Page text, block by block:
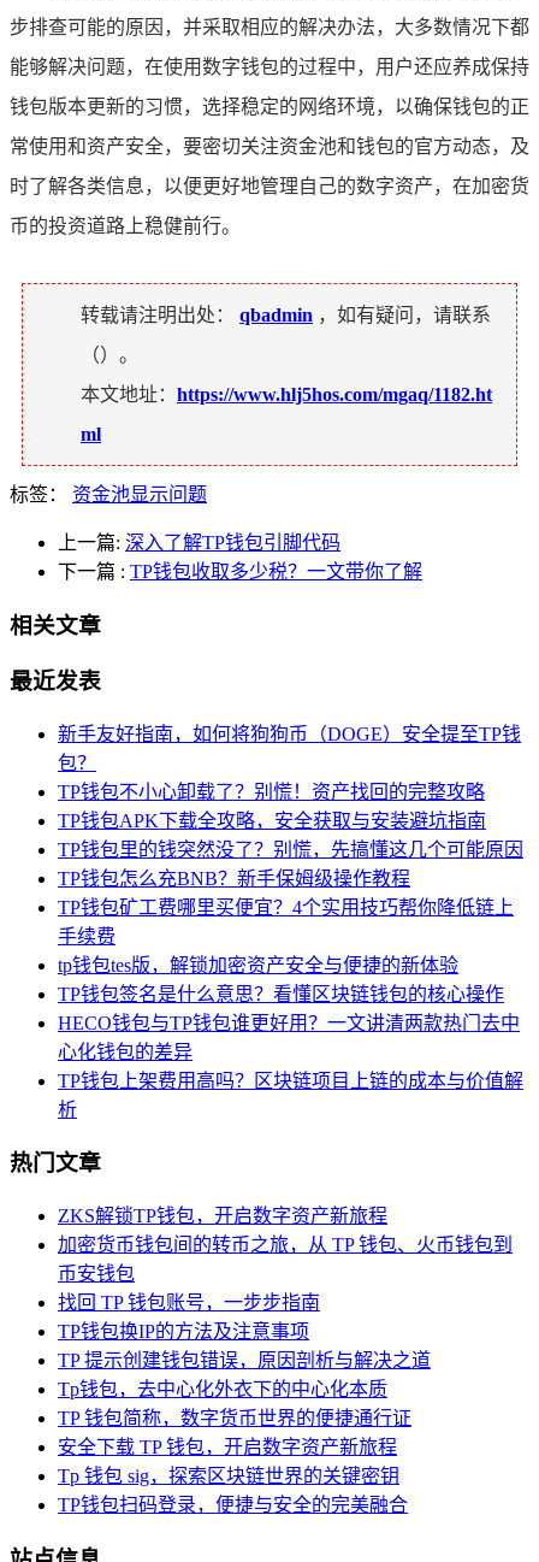
步排查可能的原因，并采取相应的解决办法，大多数情况下都
能够解决问题，在使用数字钱包的过程中，用户还应养成保持
钱包版本更新的习惯，选择稳定的网络环境，以确保钱包的正
常使用和资产安全，要密切关注资金池和钱包的官方动态，及
时了解各类信息，以便更好地管理自己的数字资产，在加密货
币的投资道路上稳健前行。
转载请注明出处： qbadmin ，如有疑问，请联系
（）。
本文地址： https://www.hlj5hos.com/mgaq/1182.ht
ml
标签： 资金池显示问题
上一篇: 深入了解TP钱包引脚代码
下一篇 : TP钱包收取多少税？一文带你了解
相关文章
最近发表
新手友好指南，如何将狗狗币（DOGE）安全提至TP钱
包？
TP钱包不小心卸载了？别慌！资产找回的完整攻略
TP钱包APK下载全攻略，安全获取与安装避坑指南
TP钱包里的钱突然没了？别慌，先搞懂这几个可能原因
TP钱包怎么充BNB？新手保姆级操作教程
TP钱包矿工费哪里买便宜？4个实用技巧帮你降低链上
手续费
tp钱包tes版，解锁加密资产安全与便捷的新体验
TP钱包签名是什么意思？看懂区块链钱包的核心操作
HECO钱包与TP钱包谁更好用？一文讲清两款热门去中
心化钱包的差异
TP钱包上架费用高吗？区块链项目上链的成本与价值解
析
热门文章
ZKS解锁TP钱包，开启数字资产新旅程
加密货币钱包间的转币之旅，从 TP 钱包、火币钱包到
币安钱包
找回 TP 钱包账号，一步步指南
TP钱包换IP的方法及注意事项
TP 提示创建钱包错误，原因剖析与解决之道
Tp钱包，去中心化外衣下的中心化本质
TP 钱包简称，数字货币世界的便捷通行证
安全下载 TP 钱包，开启数字资产新旅程
Tp 钱包 sig，探索区块链世界的关键密钥
TP钱包扫码登录，便捷与安全的完美融合